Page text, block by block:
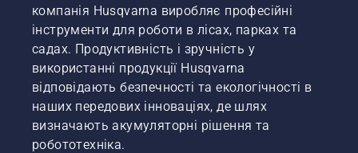
компанія Husqvarna виробляє професійні
інструменти для роботи в лісах, парках та
садах. Продуктивність і зручність у
використанні продукції Husqvarna
відповідають безпечності та екологічності в
наших передових інноваціях, де шлях
визначають акумуляторні рішення та
робототехніка.